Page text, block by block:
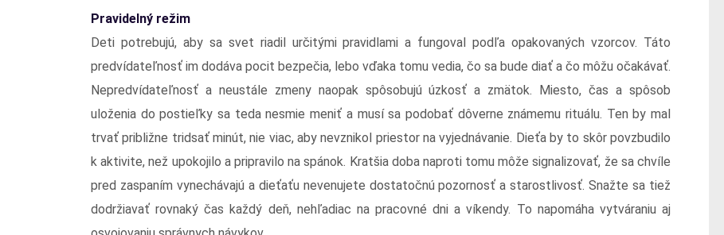
Pravidelný režim
Deti potrebujú, aby sa svet riadil určitými pravidlami a fungoval podľa opakovaných vzorcov. Táto
predvídateľnosť im dodáva pocit bezpečia, lebo vďaka tomu vedia, čo sa bude diať a čo môžu očakávať.
Nepredvídateľnosť a neustále zmeny naopak spôsobujú úzkosť a zmätok. Miesto, čas a spôsob
uloženia do postieľky sa teda nesmie meniť a musí sa podobať dôverne známemu rituálu. Ten by mal
trvať približne tridsať minút, nie viac, aby nevznikol priestor na vyjednávanie. Dieťa by to skôr povzbudilo
k aktivite, než upokojilo a pripravilo na spánok. Kratšia doba naproti tomu môže signalizovať, že sa chvíle
pred zaspaním vynechávajú a dieťaťu nevenujete dostatočnú pozornosť a starostlivosť. Snažte sa tiež
dodržiavať rovnaký čas každý deň, nehľadiac na pracovné dni a víkendy. To napomáha vytváraniu aj